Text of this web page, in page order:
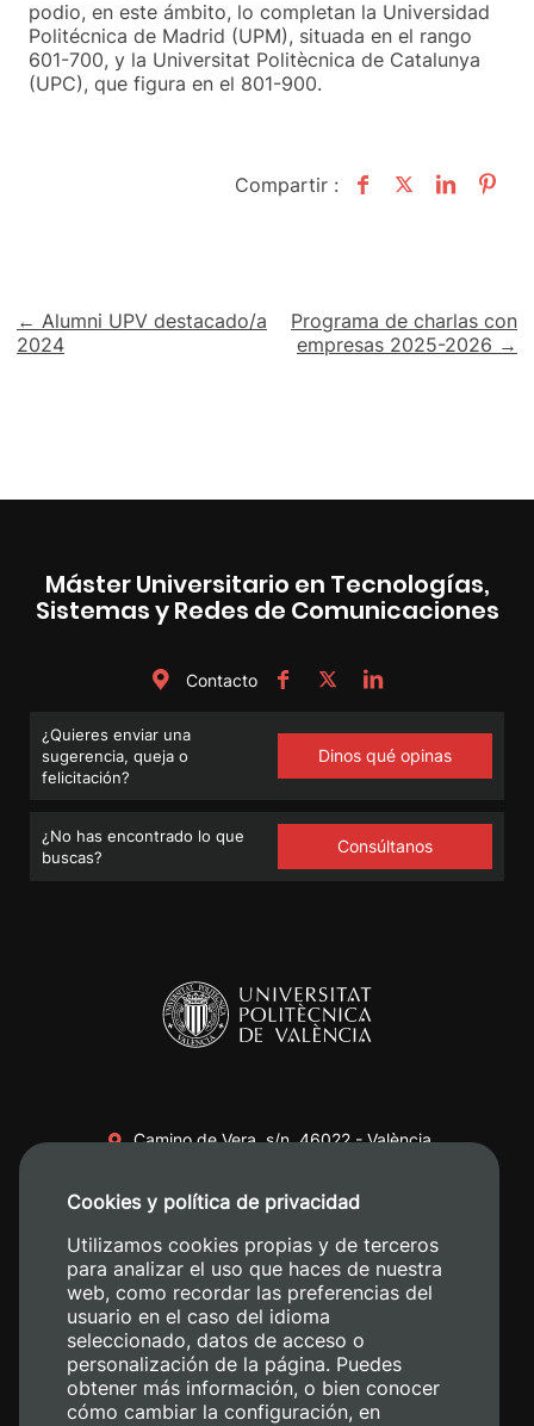
podio, en este ámbito, lo completan la Universidad
Politécnica de Madrid (UPM), situada en el rango
601-700, y la Universitat Politècnica de Catalunya
(UPC), que figura en el 801-900.
Compartir :
Navegación
de
← Alumni UPV destacado/a
2024
Programa de charlas con
empresas 2025-2026 →
Máster Universitario en Tecnologías,
Sistemas y Redes de Comunicaciones
Contacto
¿Quieres enviar una
sugerencia, queja o
felicitación?
Dinos qué opinas
¿No has encontrado lo que
buscas?
Consúltanos
Camino de Vera, s/n. 46022 - València
+34 620 04 00 50
Cookies y política de privacidad
Utilizamos cookies propias y de terceros
para analizar el uso que haces de nuestra
web, como recordar las preferencias del
usuario en el caso del idioma
seleccionado, datos de acceso o
personalización de la página. Puedes
obtener más información, o bien conocer
cómo cambiar la configuración, en